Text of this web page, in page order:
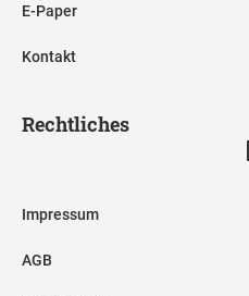
E-Paper
Kontakt
Rechtliches
Impressum
AGB